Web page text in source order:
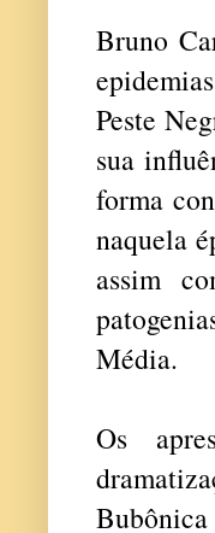
Bruno
Peste
sua
forma
naquela
assim
Média.
Os